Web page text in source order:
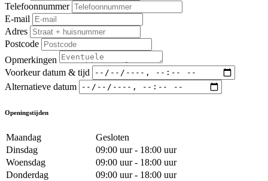
Telefoonnummer
E-mail
Adres
Postcode
Opmerkingen
Voorkeur datum & tijd
Alternatieve datum
Openingstijden
Maandag
Gesloten
Dinsdag
09:00 uur - 18:00 uur
Woensdag
09:00 uur - 18:00 uur
Donderdag
09:00 uur - 18:00 uur